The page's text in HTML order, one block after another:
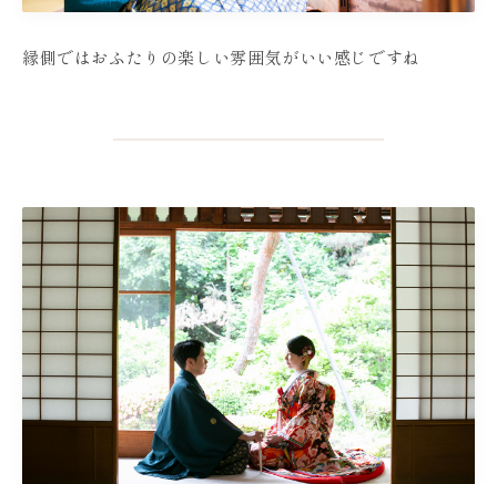
縁側ではおふたりの楽しい雰囲気がいい感じですね